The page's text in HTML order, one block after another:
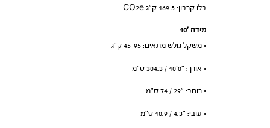
בלו קרבון: 169.5 ק”ג CO2e
מידה ’10
• משקל גולש מתאים: 45-95 ק”ג
• אורך: ״0׳10 / 304.3 ס”מ
• רוחב: ״29 / 74 ס”מ
• עובי: ״4.3 / 10.9 ס”מ